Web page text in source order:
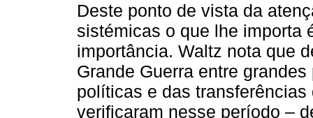
Deste ponto de vista da
sistémicas o que lhe importa
importância. Waltz nota que
Grande Guerra entre
políticas e das
verificaram nesse período –